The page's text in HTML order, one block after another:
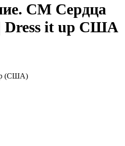
СМ Сердца
Dress it up США
(США)